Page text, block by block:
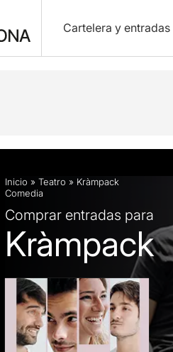
Cartelera y entradas
Ficha artística
Inicio » Teatro » Kràmpack
Comedia
Comprar entradas para
Kràmpack